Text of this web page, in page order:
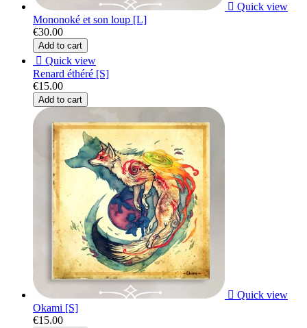
 Quick view
Mononoké et son loup [L]
€30.00
Add to cart
 Quick view
Renard éthéré [S]
€15.00
Add to cart
 Quick view
Okami [S]
€15.00